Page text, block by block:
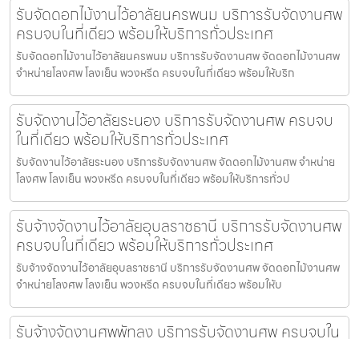
รับจัดดอกไม้งานไว้อาลัยนครพนม บริการรับจัดงานศพ
ครบจบในที่เดียว พร้อมให้บริการทั่วประเทศ
รับจัดดอกไม้งานไว้อาลัยนครพนม บริการรับจัดงานศพ จัดดอกไม้งานศพ
จำหน่ายโลงศพ โลงเย็น พวงหรีด ครบจบในที่เดียว พร้อมให้บริก
รับจัดงานไว้อาลัยระนอง บริการรับจัดงานศพ ครบจบ
ในที่เดียว พร้อมให้บริการทั่วประเทศ
รับจัดงานไว้อาลัยระนอง บริการรับจัดงานศพ จัดดอกไม้งานศพ จำหน่าย
โลงศพ โลงเย็น พวงหรีด ครบจบในที่เดียว พร้อมให้บริการทั่วป
รับจ้างจัดงานไว้อาลัยอุบลราชธานี บริการรับจัดงานศพ
ครบจบในที่เดียว พร้อมให้บริการทั่วประเทศ
รับจ้างจัดงานไว้อาลัยอุบลราชธานี บริการรับจัดงานศพ จัดดอกไม้งานศพ
จำหน่ายโลงศพ โลงเย็น พวงหรีด ครบจบในที่เดียว พร้อมให้บ
รับจ้างจัดงานศพพัทลุง บริการรับจัดงานศพ ครบจบใน